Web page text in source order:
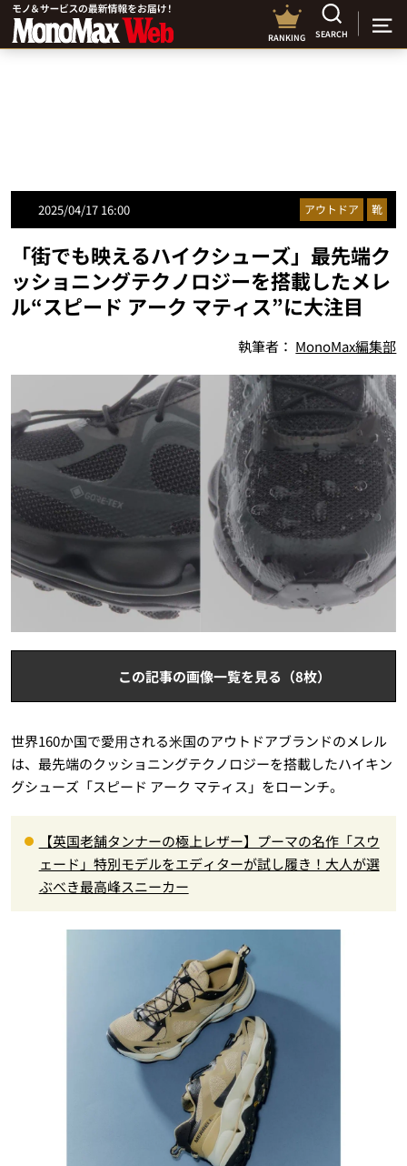
RANKING SEARCH
2025/04/17 16:00 アウトドア 靴
「街でも映えるハイクシューズ」最先端ク
ッショニングテクノロジーを搭載したメレ
ル“スピード アーク マティス”に大注目
執筆者： MonoMax編集部
この記事の画像一覧を見る（8枚）
世界160か国で愛⽤される⽶国のアウトドアブランドのメレル
は、最先端のクッショニングテクノロジーを搭載したハイキン
グシューズ「スピード アーク マティス」をローンチ。
【英国老舗タンナーの極上レザー】プーマの名作「スウ
ェード」特別モデルをエディターが試し履き！大人が選
ぶべき最高峰スニーカー